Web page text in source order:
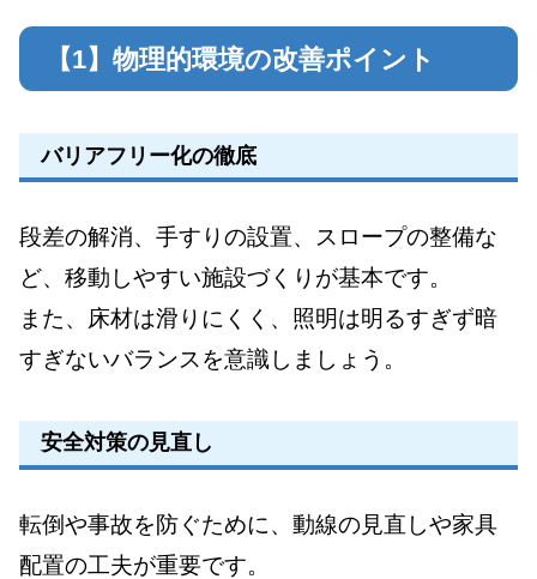
【1】物理的環境の改善ポイント
バリアフリー化の徹底
段差の解消、手すりの設置、スロープの整備な
ど、移動しやすい施設づくりが基本です。
また、床材は滑りにくく、照明は明るすぎず暗
すぎないバランスを意識しましょう。
安全対策の見直し
転倒や事故を防ぐために、動線の見直しや家具
配置の工夫が重要です。